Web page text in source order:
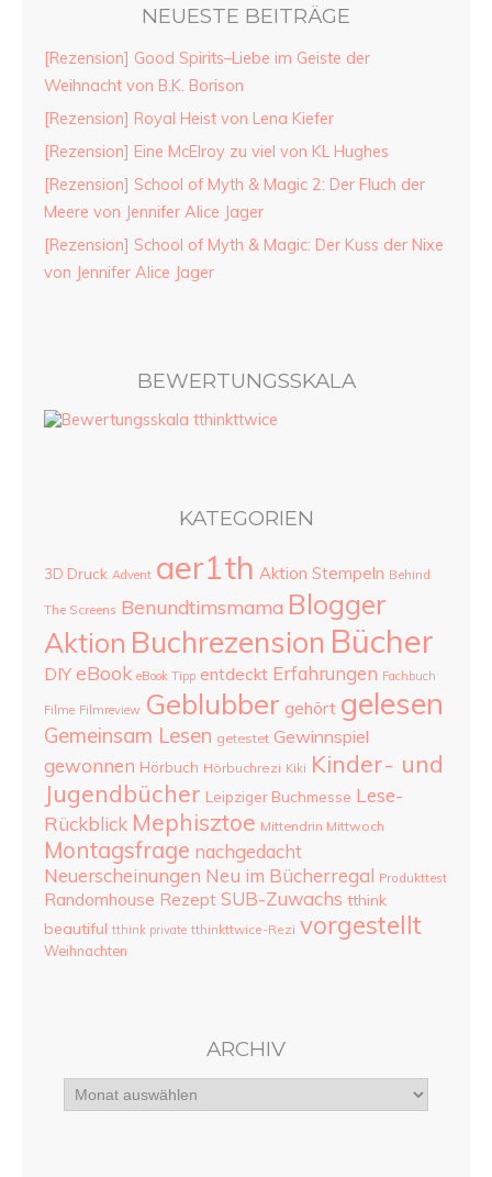
NEUESTE BEITRÄGE
[Rezension] Good Spirits–Liebe im Geiste der
Weihnacht von B.K. Borison
[Rezension] Royal Heist von Lena Kiefer
[Rezension] Eine McElroy zu viel von KL Hughes
[Rezension] School of Myth & Magic 2: Der Fluch der
Meere von Jennifer Alice Jager
[Rezension] School of Myth & Magic: Der Kuss der Nixe
von Jennifer Alice Jager
BEWERTUNGSSKALA
KATEGORIEN
3D Druck Advent aer1th Aktion Stempeln Behind
The Screens Benundtimsmama Blogger
Aktion Buchrezension Bücher
DIY eBook eBook Tipp entdeckt Erfahrungen Fachbuch
Filme Filmreview Geblubber gehört gelesen
Gemeinsam Lesen getestet Gewinnspiel
gewonnen Hörbuch Hörbuchrezi Kiki Kinder- und
Jugendbücher Leipziger Buchmesse Lese-
Rückblick Mephisztoe Mittendrin Mittwoch
Montagsfrage nachgedacht
Neuerscheinungen Neu im Bücherregal Produkttest
Randomhouse Rezept SUB-Zuwachs tthink
beautiful tthink private tthinkttwice-Rezi vorgestellt
Weihnachten
ARCHIV